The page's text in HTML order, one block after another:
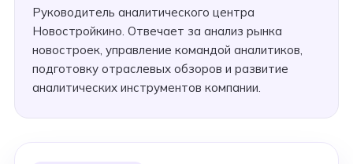
Руководитель аналитического центра
Новостройкино. Отвечает за анализ рынка
новостроек, управление командой аналитиков,
подготовку отраслевых обзоров и развитие
аналитических инструментов компании.